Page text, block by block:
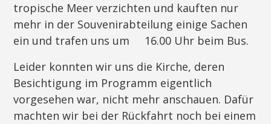
tropische Meer verzichten und kauften nur
mehr in der Souvenirabteilung einige Sachen
ein und trafen uns um 16.00 Uhr beim Bus.
Leider konnten wir uns die Kirche, deren
Besichtigung im Programm eigentlich
vorgesehen war, nicht mehr anschauen. Dafür
machten wir bei der Rückfahrt noch bei einem